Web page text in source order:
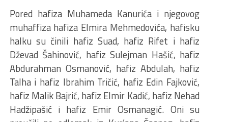
Pored hafiza Muhameda Kanurića i njegovog
muhaffiza hafiza Elmira Mehmedovića, hafisku
halku su činili hafiz Suad, hafiz Rifet i hafiz
Dževad Šahinović, hafiz Sulejman Hašić, hafiz
Abdurahman Osmanović, hafiz Abdulah, hafiz
Talha i hafiz Ibrahim Tričić, hafiz Edin Fajković,
hafiz Malik Bajrić, hafiz Elmir Kadić, hafiz Nehad
Hadžipašić i hafiz Emir Osmanagić. Oni su